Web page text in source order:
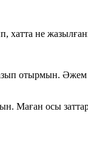
хатта не
отырмын. Әжем
Маған осы